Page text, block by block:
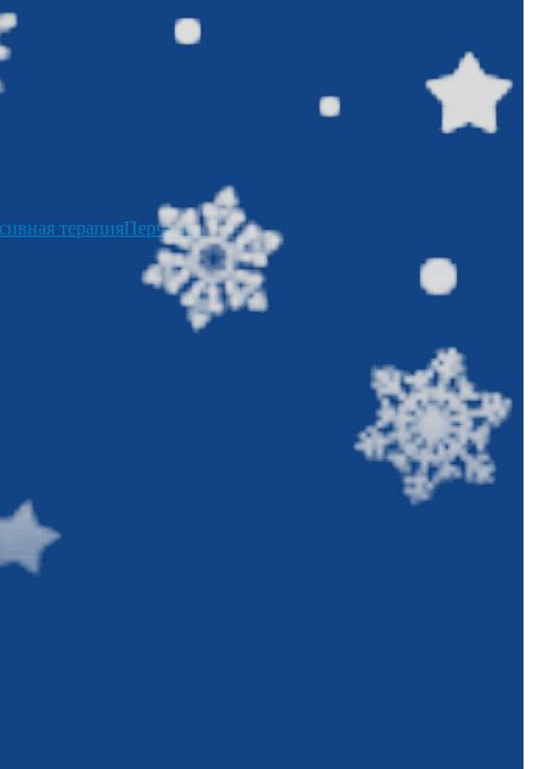
терапияПерчатки